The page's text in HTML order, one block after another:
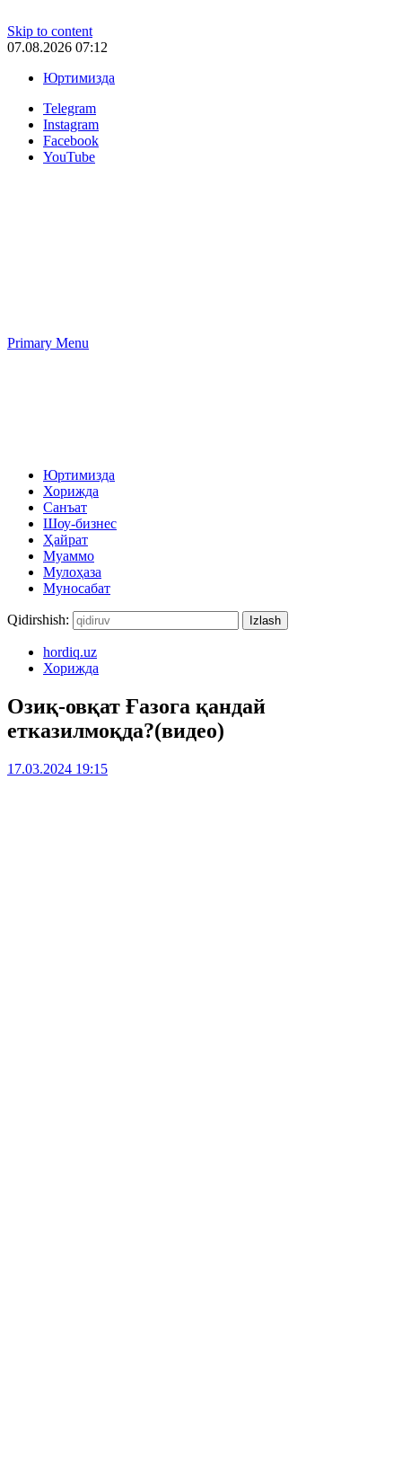
Skip to content
07.08.2026 07:12
Юртимизда
Telegram
Instagram
Facebook
YouTube
Primary Menu
Юртимизда
Хорижда
Санъат
Шоу-бизнес
Ҳайрат
Муаммо
Мулоҳаза
Муносабат
Qidirshish:
hordiq.uz
Хорижда
Озиқ-овқат Ғазога қандай
етказилмоқда?(видео)
17.03.2024 19:15